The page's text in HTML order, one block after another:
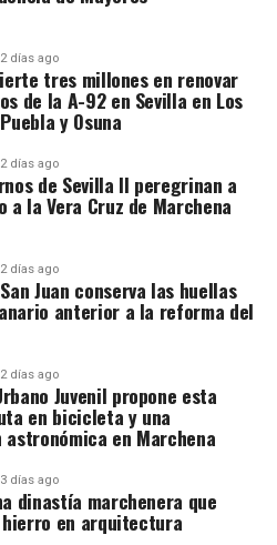
la relación entre
fue acompañado por otro
de los tramos que
y la expansión urbana.
el siglo XIX se
de Osuna, se abrió la calle
el recinto,la apertura de la
lienzo que comunicaba el
y también
de la Puerta de
junto a la barriada
por orden del virrey de
bajo la dirección de la
del Tribunal de
Frontera, plaza número 2,
en la investigación. La
de este Tribunal
recogida por el
más de treinta
aparentemente ordinarias
de alcohol, los
haber descubierto una
mucho más compleja. El
por más de treinta
una función determinada,
empresarial paralela que
fondos procedentes de
delictiva.
2 días ago
tres millones en renovar
de la A-92 en Sevilla en Los
y Osuna
2 días ago
de Sevilla II peregrinan a
a la Vera Cruz de Marchena
2 días ago
Juan conserva las huellas
anterior a la reforma del
2 días ago
Juvenil propone esta
en bicicleta y una
astronómica en Marchena
3 días ago
dinastía marchenera que
en arquitectura